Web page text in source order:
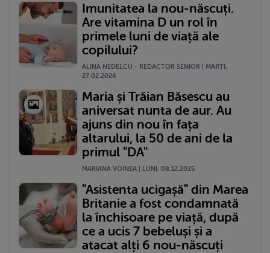
Imunitatea la nou-născuți.
Are vitamina D un rol în
primele luni de viață ale
copilului?
ALINA NEDELCU - REDACTOR SENIOR | MARŢI,
27.02.2024
Maria și Trăian Băsescu au
aniversat nunta de aur. Au
ajuns din nou în fața
altarului, la 50 de ani de la
primul "DA"
MARIANA VOINEA | LUNI, 08.12.2025
"Asistenta ucigașă" din Marea
Britanie a fost condamnată
la închisoare pe viață, după
ce a ucis 7 bebeluși și a
atacat alți 6 nou-născuți